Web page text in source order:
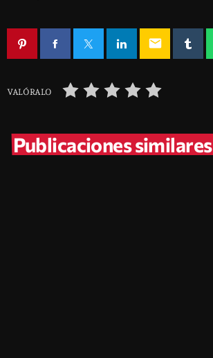
email
VALÓRALO
Publicaciones similares